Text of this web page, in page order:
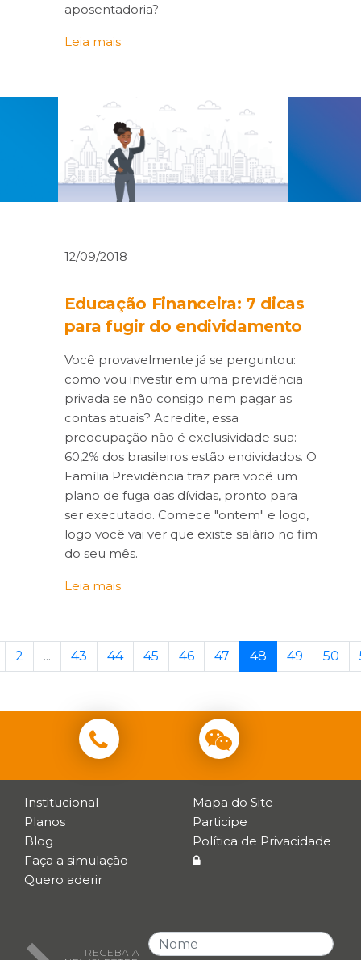
aposentadoria?
Leia mais
12/09/2018
Educação Financeira: 7 dicas
para fugir do endividamento
Você provavelmente já se perguntou:
como vou investir em uma previdência
privada se não consigo nem pagar as
contas atuais? Acredite, essa
preocupação não é exclusividade sua:
60,2% dos brasileiros estão endividados. O
Família Previdência traz para você um
plano de fuga das dívidas, pronto para
ser executado. Comece "ontem" e logo,
logo você vai ver que existe salário no fim
do seu mês.
Leia mais
2 ... 43 44 45 46 47 48 49 50
Institucional
Planos
Blog
Faça a simulação
Quero aderir
Mapa do Site
Participe
Política de Privacidade
RECEBA A